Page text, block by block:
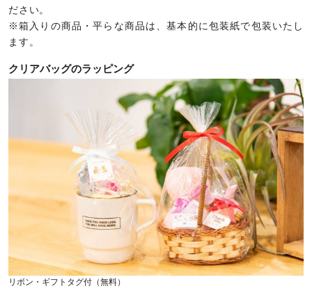
ださい。
※箱入りの商品・平らな商品は、基本的に包装紙で包装いたし
ます。
クリアバッグのラッピング
リボン・ギフトタグ付（無料）